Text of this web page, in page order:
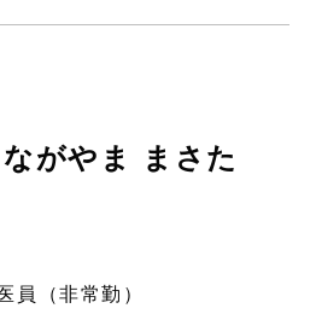
がやま まさた
員（非常勤）